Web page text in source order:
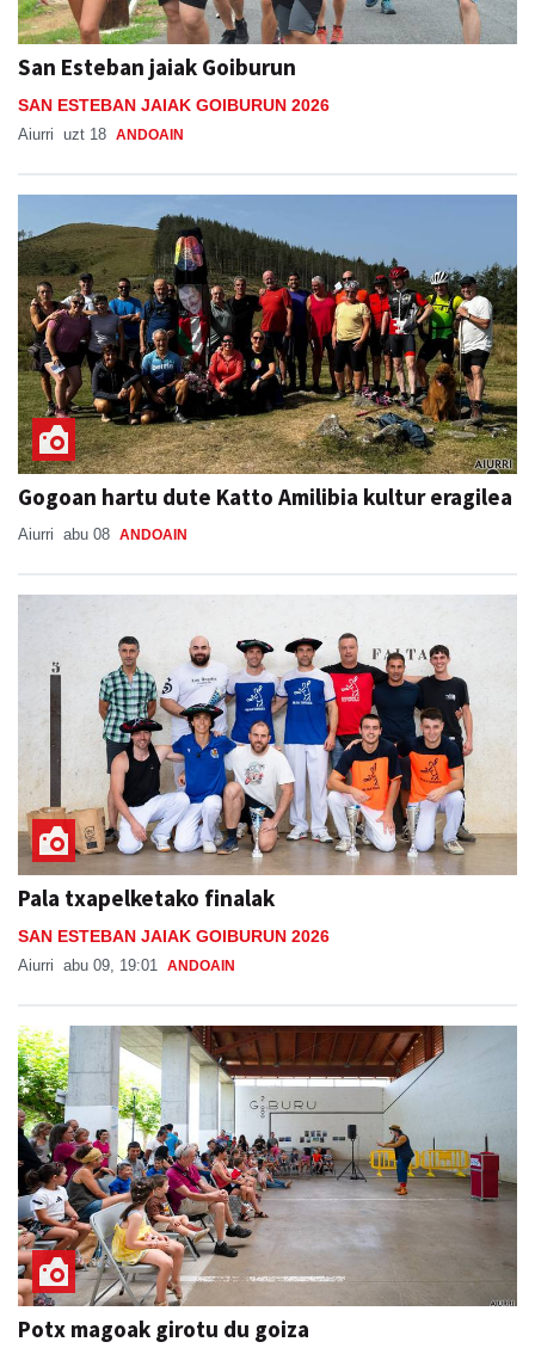
San Esteban jaiak Goiburun
SAN ESTEBAN JAIAK GOIBURUN 2026
Aiurri uzt 18 ANDOAIN
Gogoan hartu dute Katto Amilibia kultur eragilea
Aiurri abu 08 ANDOAIN
Pala txapelketako finalak
SAN ESTEBAN JAIAK GOIBURUN 2026
Aiurri abu 09, 19:01 ANDOAIN
Potx magoak girotu du goiza